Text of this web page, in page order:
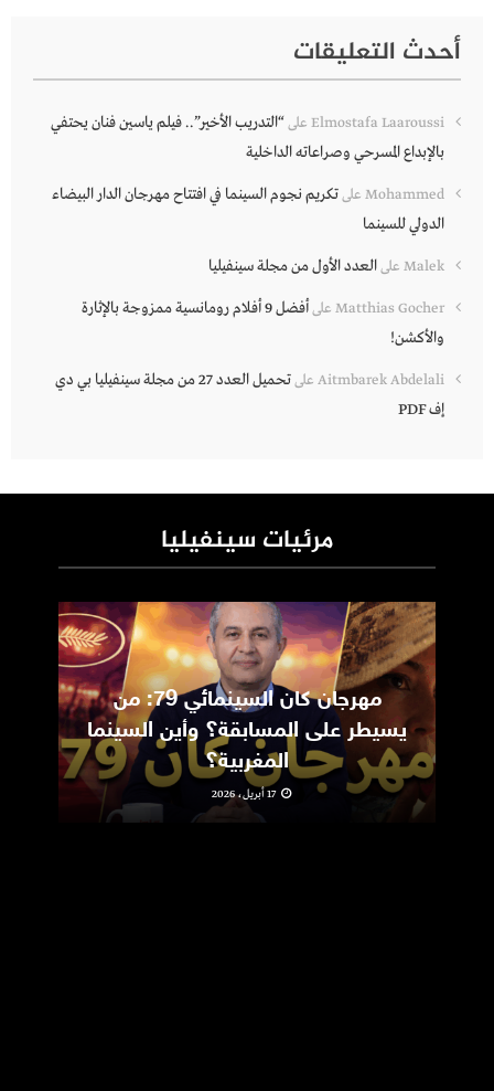
أحدث التعليقات
Elmostafa Laaroussi على“التدريب الأخير”.. فيلم ياسين فنان يحتفي
بالإبداع المسرحي وصراعاته الداخلية
Mohammed علىتكريم نجوم السينما في افتتاح مهرجان الدار البيضاء
الدولي للسينما
Malek علىالعدد الأول من مجلة سينفيليا
Matthias Gocher على
أفضل 9 أفلام رومانسية ممزوجة بالإثارة
والأكشن!
Aitmbarek Abdelali على
تحميل العدد 27 من مجلة سينفيليا بي دي
إف PDF
مرئيات سينفيليا
مهرجان كان السينمائي 79: من
يسيطر على المسابقة؟ وأين السينما
المغربية؟
17 أبريل، 2026